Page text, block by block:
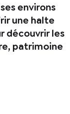
environs
une halte
découvrir les
patrimoine